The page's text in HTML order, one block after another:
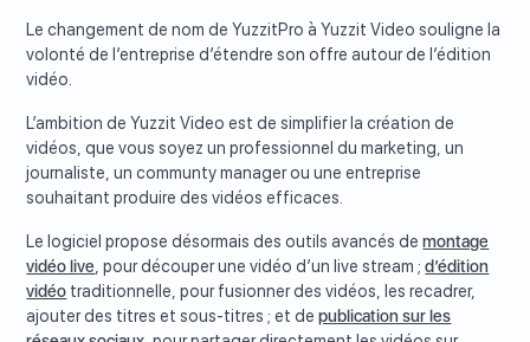
Le changement de nom de YuzzitPro à Yuzzit Video souligne la
volonté de l’entreprise d’étendre son offre autour de l’édition
vidéo.
L’ambition de Yuzzit Video est de simplifier la création de
vidéos, que vous soyez un professionnel du marketing, un
journaliste, un communty manager ou une entreprise
souhaitant produire des vidéos efficaces.
Le logiciel propose désormais des outils avancés demontage
vidéo live , pour découper une vidéo d’un live stream ;d’édition
vidéo traditionnelle, pour fusionner des vidéos, les recadrer,
ajouter des titres et sous-titres ; et depublication sur les